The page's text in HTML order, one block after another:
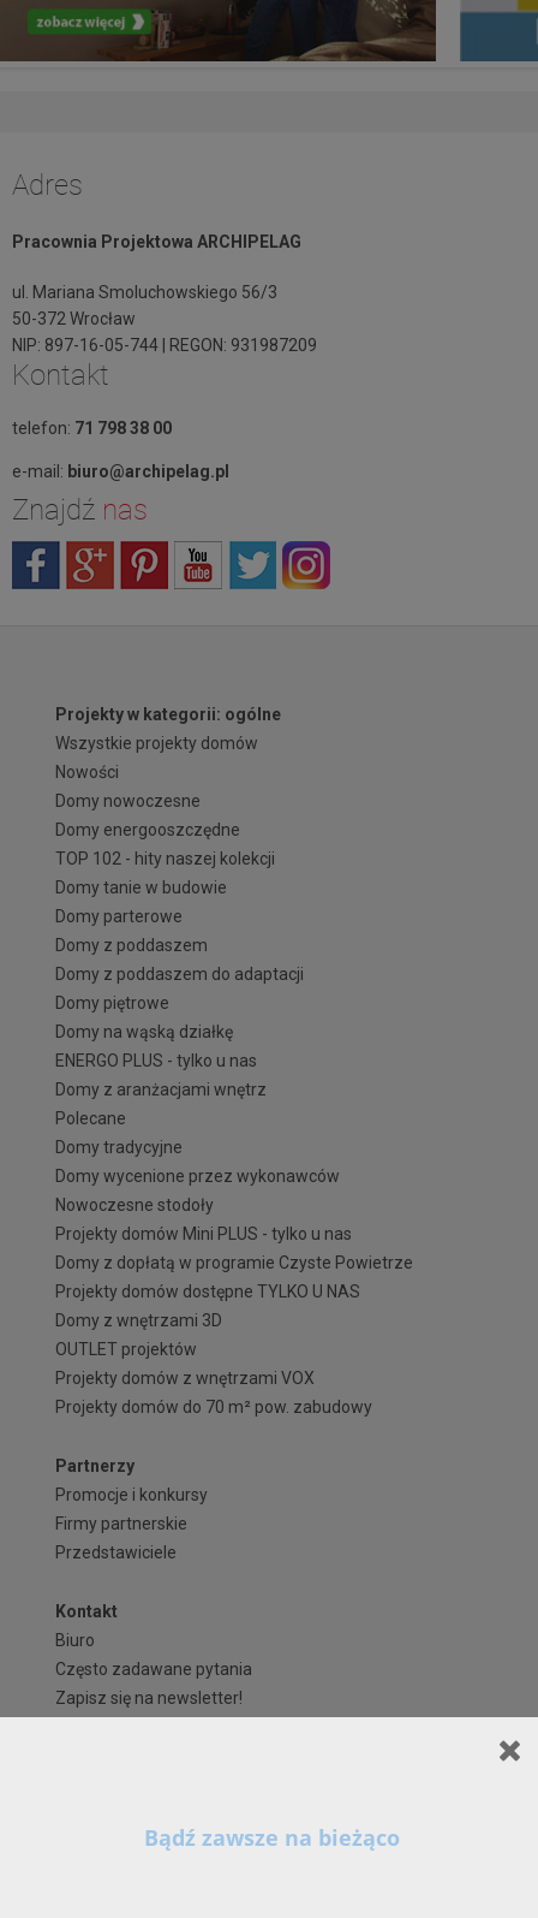
Szanowni Państwo,
Adres
Pracownia Projektowa ARCHIPELAG
ul. Mariana Smoluchowskiego 56/3
50-372 Wrocław
NIP: 897-16-05-744 | REGON: 931987209
Kontakt
telefon: 71 798 38 00
e-mail: biuro@archipelag.pl
Znajdź nas
Projekty w kategorii: ogólne
Wszystkie projekty domów
Nowości
Domy nowoczesne
Domy energooszczędne
TOP 102 - hity naszej kolekcji
Domy tanie w budowie
Domy parterowe
Domy z poddaszem
Domy z poddaszem do adaptacji
Domy piętrowe
Domy na wąską działkę
ENERGO PLUS - tylko u nas
Domy z aranżacjami wnętrz
Polecane
Domy tradycyjne
Domy wycenione przez wykonawców
Nowoczesne stodoły
Projekty domów Mini PLUS - tylko u nas
Domy z dopłatą w programie Czyste Powietrze
Projekty domów dostępne TYLKO U NAS
Domy z wnętrzami 3D
OUTLET projektów
Projekty domów z wnętrzami VOX
Projekty domów do 70 m² pow. zabudowy
Partnerzy
Promocje i konkursy
Firmy partnerskie
Przedstawiciele
Kontakt
Biuro
Często zadawane pytania
Zapisz się na newsletter!
Formy płatności